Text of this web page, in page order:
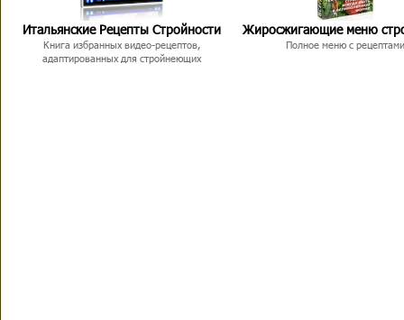
Итальянские Рецепты Стройности
Книга избранных видео-рецептов,
адаптированных для стройнеющих
Жиросжигающие меню
Полное меню с рецептами